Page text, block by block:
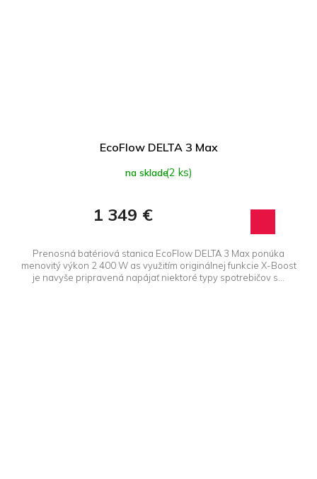
EcoFlow DELTA 3 Max
na sklade(2 ks)
1 349 €
Prenosná batériová stanica EcoFlow DELTA 3 Max ponúka
menovitý výkon 2 400 W as využitím originálnej funkcie X-Boost
je navyše pripravená napájať niektoré typy spotrebičov s...